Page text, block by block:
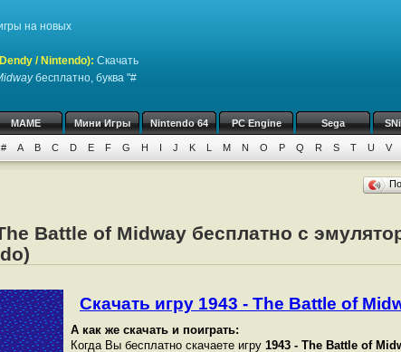
на новых
/ Nintendo): Скачать
бесплатно, буква "#
MAME Мини Игры Nintendo 64 PC Engine Sega
# A B C D E F G H I J K L M N O P Q R S T U V
Battle of Midway бесплатно с
Скачать игру 1943 - The Battle of
А как же скачать и поиграть:
Когда Вы бесплатно скачаете игру 1943 - The Battle of